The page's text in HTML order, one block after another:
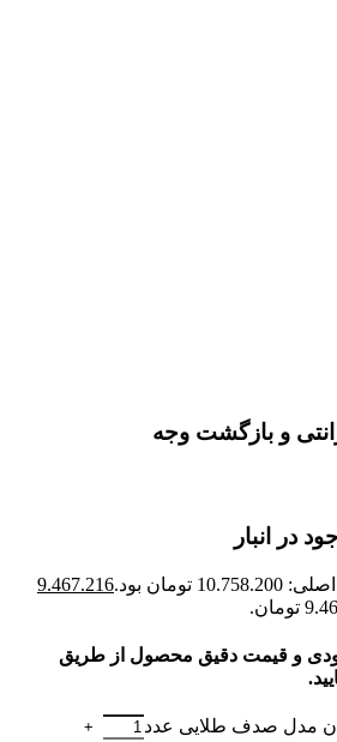
و بازگشت وجه
در انبار
تومان بود.
9.467.216
و قیمت دقیق محصول از طریق
مدل صدف طلایی عدد